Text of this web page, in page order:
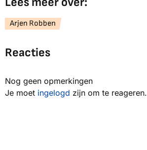
Arjen Robben
Reacties
Nog geen opmerkingen
Je moet ingelogd zijn om te reageren.